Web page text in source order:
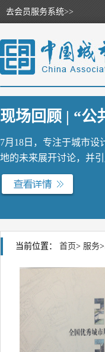
去会员服务系统>>
现场回顾 | “公
7月18日，专注于城市
地的未来展开讨论，并
当前位置： 首页> 服务>